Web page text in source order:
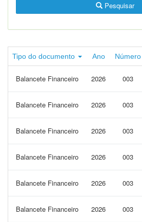
Pesquisar
Tipo do documento Ano Número
Balancete Financeiro 2026 003
Balancete Financeiro 2026 003
Balancete Financeiro 2026 003
Balancete Financeiro 2026 003
Balancete Financeiro 2026 003
Balancete Financeiro 2026 003